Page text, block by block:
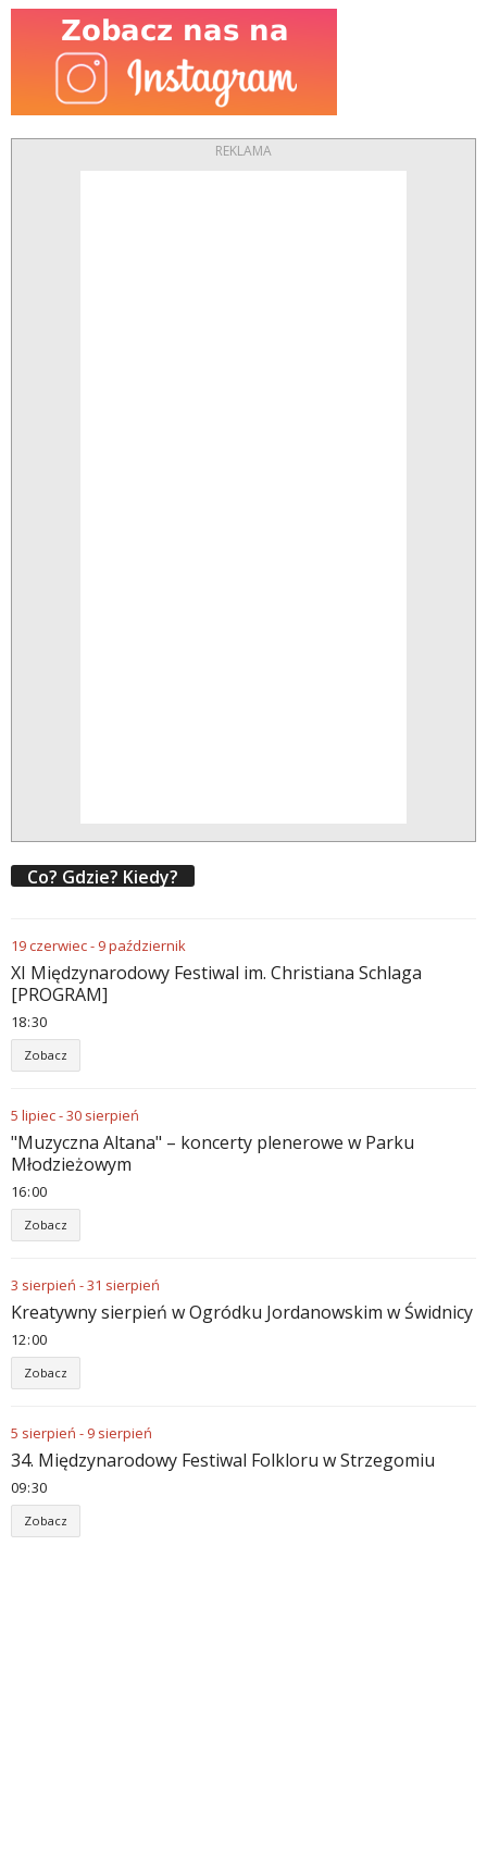
REKLAMA
Co? Gdzie? Kiedy?
19czerwiec- 9październik
XI Międzynarodowy Festiwal im. Christiana Schlaga
[PROGRAM]
18 30
Zobacz
5 lipiec-30 sierpień
"Muzyczna Altana" – koncerty plenerowe w Parku
Młodzieżowym
16 00
Zobacz
3 sierpień -31 sierpień
Kreatywny sierpień w Ogródku Jordanowskim w Świdnicy
12 00
Zobacz
5 sierpień - 9 sierpień
34. Międzynarodowy Festiwal Folkloru w Strzegomiu
09 30
Zobacz